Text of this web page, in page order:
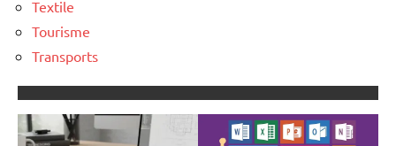
Textile
Tourisme
Transports